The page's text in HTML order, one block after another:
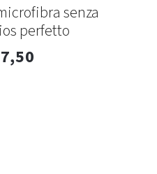
senza
perfetto